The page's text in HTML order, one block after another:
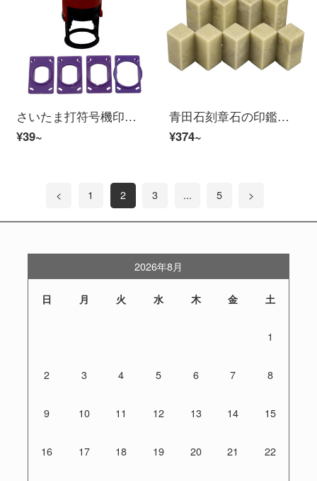
さいたま打符号機印鑑印鑑機のキャップ補助器A 1打コード機の印鑑は専用です。
¥39~
青田石刻章石の印鑑石ススポーツ用品氏名章書画書道練習章石材閑章料青田石材彫刻初心者学習篆刻青田石9件
¥374~
< 1 2 3 ... 5 >
2026年8月
日 月 火 水 木 金 土
1
2 3 4 5 6 7 8
9 10 11 12 13 14 15
16 17 18 19 20 21 22